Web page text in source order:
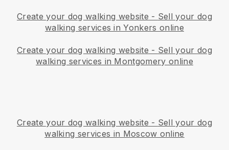
Create your dog walking website - Sell your dog
walking services in Yonkers online
Create your dog walking website - Sell your dog
walking services in Montgomery online
Create your dog walking website - Sell your dog
walking services in Moscow online